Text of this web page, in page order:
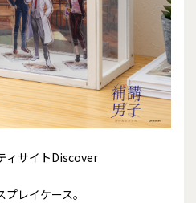
ィサイトDiscover
レイケース。